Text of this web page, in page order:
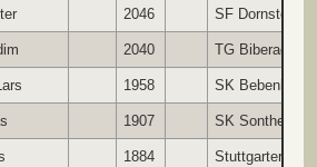
2046 SF
2040 TG Biberach
1958 SK
1907 SK Sontheim/
1884 Stuttgarter SF